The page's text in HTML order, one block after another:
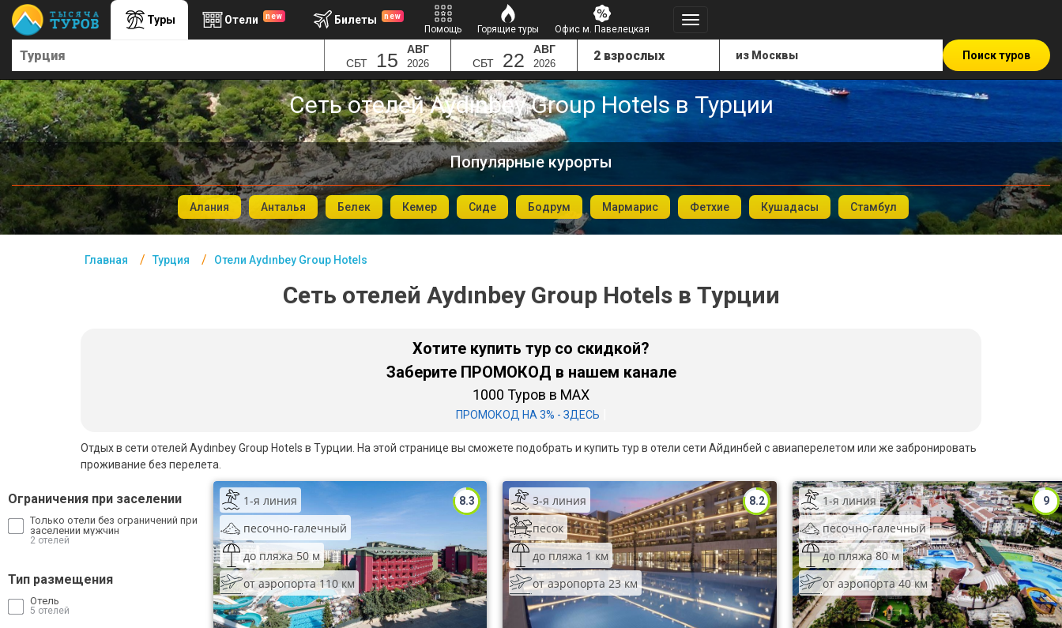
Туры Отели new Билеты new
Помощь Горящие туры Офис м. Павелецкая
СБТ 15 АВГ
2026 СБТ 22 АВГ
2026
Поиск туров
Сеть отелей Aydınbey Group Hotels в Турции
Популярные курорты
Алания Анталья Белек Кемер Сиде Бодрум Мармарис Фетхие Кушадасы Стамбул
Главная Турция Отели Aydınbey Group Hotels
Сеть отелей Aydınbey Group Hotels в Турции
Хотите купить тур со скидкой?
Заберите ПРОМОКОД в нашем канале
1000 Туров в MAX
ПРОМОКОД НА 3% - ЗДЕСЬ
Отдых в сети отелей Aydınbey Group Hotels в Турции. На этой странице вы сможете подобрать и купить тур в отели сети Айдинбей с авиаперелетом или же забронировать
проживание без перелета.
Ограничения при заселении
Только отели без ограничений при
заселении мужчин
2 отелей
Тип размещения
Отель
5 отелей
8.3
1-я линия
песочно-галечный
до пляжа 50 м
от аэропорта 110 км
8.2
3-я линия
песок
до пляжа 1 км
от аэропорта 23 км
9
1-я линия
песочно-галечный
до пляжа 80 м
от аэропорта 40 км
Главная
Офис г. Москва
Помощь
Подборки отелей
Турция
Таиланд
Южный Гоа
Занзибар
Большой Сочи